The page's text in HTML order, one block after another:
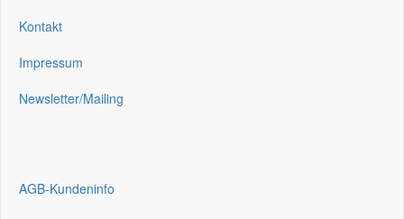
Kontakt
Impressum
Newsletter/Mailing
AGB-Kundeninfo